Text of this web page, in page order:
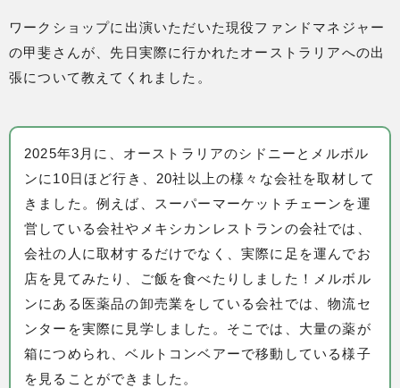
ワークショップに出演いただいた現役ファンドマネジャー
の甲斐さんが、先日実際に行かれたオーストラリアへの出
張について教えてくれました。
2025年3月に、オーストラリアのシドニーとメルボル
ンに10日ほど行き、20社以上の様々な会社を取材して
きました。例えば、スーパーマーケットチェーンを運
営している会社やメキシカンレストランの会社では、
会社の人に取材するだけでなく、実際に足を運んでお
店を見てみたり、ご飯を食べたりしました！メルボル
ンにある医薬品の卸売業をしている会社では、物流セ
ンターを実際に見学しました。そこでは、大量の薬が
箱につめられ、ベルトコンベアーで移動している様子
を見ることができました。